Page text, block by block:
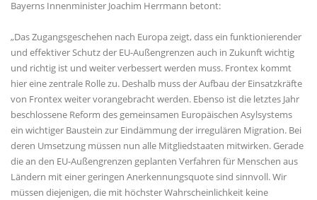
Bayerns Innenminister Joachim Herrmann betont:
Das Zugangsgeschehen nach Europa zeigt, dass ein funktionierender
und effektiver Schutz der EU-Außengrenzen auch in Zukunft wichtig
und richtig ist und weiter verbessert werden muss. Frontex kommt
hier eine zentrale Rolle zu. Deshalb muss der Aufbau der Einsatzkräfte
von Frontex weiter vorangebracht werden. Ebenso ist die letztes Jahr
beschlossene Reform des gemeinsamen Europäischen Asylsystems
ein wichtiger Baustein zur Eindämmung der irregulären Migration. Bei
deren Umsetzung müssen nun alle Mitgliedstaaten mitwirken. Gerade
die an den EU-Außengrenzen geplanten Verfahren für Menschen aus
Ländern mit einer geringen Anerkennungsquote sind sinnvoll. Wir
müssen diejenigen, die mit höchster Wahrscheinlichkeit keine